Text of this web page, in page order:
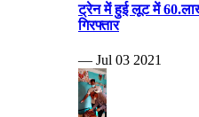
ट्रेन में हुई लूट में
गिरफ्तार
— Jul 03 2021